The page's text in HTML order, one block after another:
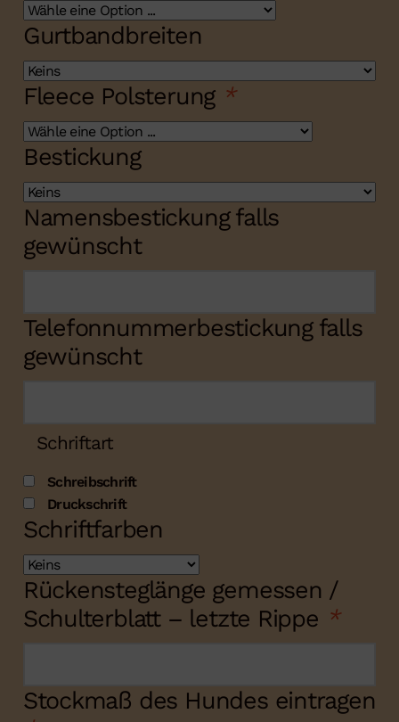
Gurtbandbreiten
Fleece Polsterung *
Bestickung
Namensbestickung falls
gewünscht
Telefonnummerbestickung falls
gewünscht
Schriftart
Schreibschrift
Druckschrift
Schriftfarben
Rückensteglänge gemessen /
Schulterblatt – letzte Rippe *
Stockmaß des Hundes eintragen